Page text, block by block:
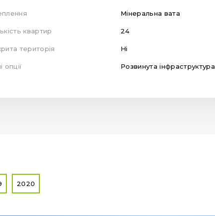
Мінеральна вата
квартир 24
територія Ні
опції Розвинута інфраструктура
2020